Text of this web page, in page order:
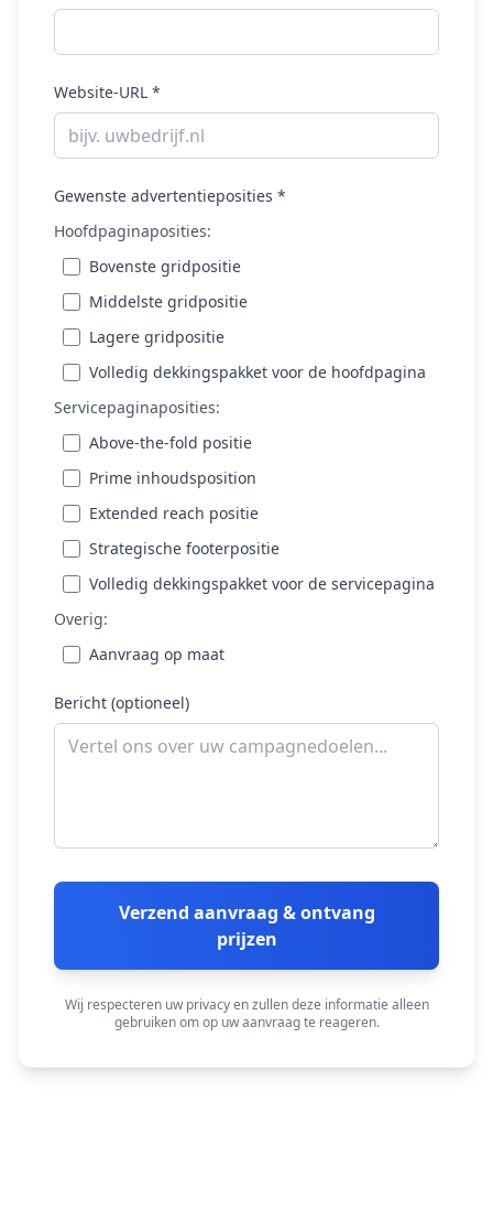
Website-URL *
Gewenste advertentieposities *
Hoofdpaginaposities:
Bovenste gridpositie
Middelste gridpositie
Lagere gridpositie
Volledig dekkingspakket voor de hoofdpagina
Servicepaginaposities:
Above-the-fold positie
Prime inhoudsposition
Extended reach positie
Strategische footerpositie
Volledig dekkingspakket voor de servicepagina
Overig:
Aanvraag op maat
Bericht (optioneel)
Verzend aanvraag & ontvang
prijzen
Wij respecteren uw privacy en zullen deze informatie alleen
gebruiken om op uw aanvraag te reageren.